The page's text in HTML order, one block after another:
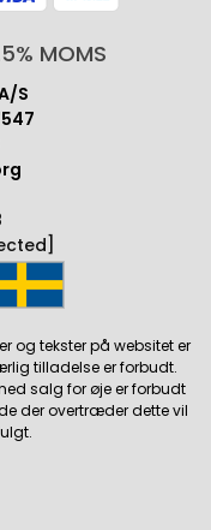
MOMS
S
og tekster på websitet er
tilladelse er forbudt.
salg for øje er forbudt
der overtræder dette vil